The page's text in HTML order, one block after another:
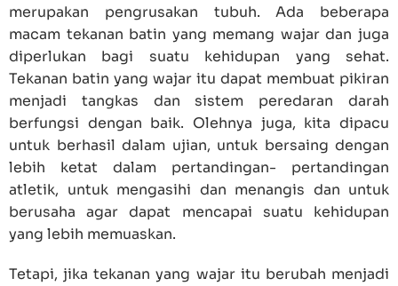
merupakan pengrusakan tubuh. Ada beberapa
macam tekanan batin yang memang wajar dan juga
diperlukan bagi suatu kehidupan yang sehat.
Tekanan batin yang wajar itu dapat membuat pikiran
menjadi tangkas dan sistem peredaran darah
berfungsi dengan baik. Olehnya juga, kita dipacu
untuk berhasil dalam ujian, untuk bersaing dengan
lebih ketat dalam pertandingan- pertandingan
atletik, untuk mengasihi dan menangis dan untuk
berusaha agar dapat mencapai suatu kehidupan
yang lebih memuaskan.
Tetapi, jika tekanan yang wajar itu berubah menjadi